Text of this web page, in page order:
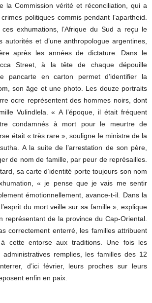
la Commission vérité et réconciliation, qui a
politiques commis pendant l’apartheid.
exhumations, l’Afrique du Sud a reçu le
autorités et d’une anthropologue argentines,
après les années de dictature. Dans le
Street, à la tête de chaque dépouille
pancarte en carton permet d’identifier la
son âge et une photo. Les douze portraits
ocre représentent des hommes noirs, dont
Vulindlela. « A l’époque, il était fréquent
condamnés à mort pour le meurtre de
était « très rare », souligne le ministre de la
A la suite de l’arrestation de son père,
de nom de famille, par peur de représailles.
sa carte d’identité porte toujours son nom
« je pense que je vais me sentir
émotionnellement, avance-t-il. Dans la
du mort veille sur sa famille », explique
représentant de la province du Cap-Oriental.
correctement enterré, les familles attribuent
cette entorse aux traditions. Une fois les
administratives remplies, les familles des 12
d’ici février, leurs proches sur leurs
enfin en paix.